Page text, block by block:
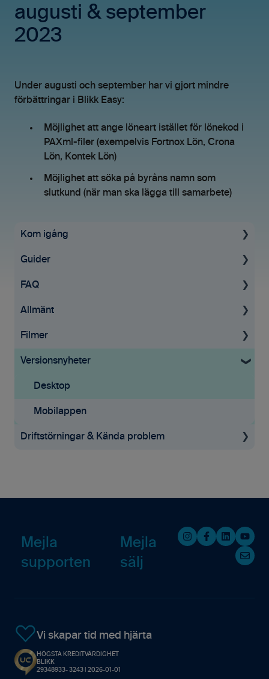
augusti & september
2023
Under augusti och september har vi gjort mindre
förbättringar i Blikk Easy:
Möjlighet att ange löneart istället för lönekod i
PAXml-filer (exempelvis Fortnox Lön, Crona
Lön, Kontek Lön)
Möjlighet att söka på byråns namn som
slutkund (när man ska lägga till samarbete)
Kom igång
Uppstartsguide
Ekonomisystem
Tid & Kvitton
Mobilappen
Samarbete
Guider
För administratörer
Licenser
Tid & Kvitton
Rapporter
Tilläggstjänster
Mobilappen
FAQ
Tid & Kvitton
Övrigt
Inloggning & Lösenord
Allmänt
Allmän information
GDPR
Filmer
Tid & Kvitton
Mobilappen
Versionsnyheter
Desktop
Mobilappen
Driftstörningar & Kända problem
Mejla
supporten
Mejla
sälj
Vi skapar tid med hjärta
HÖGSTA KREDITVÄRDIGHET
BLIKK
29348933- 3243 | 2026-01-01